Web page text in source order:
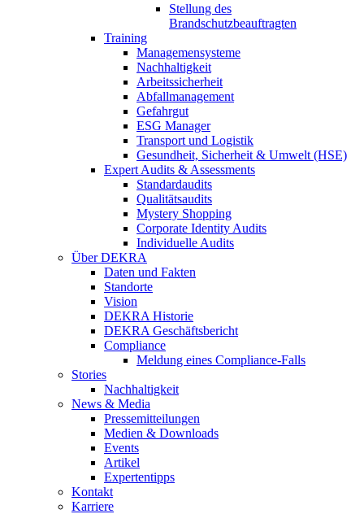
Stellung des
Brandschutzbeauftragten
Training
Managemensysteme
Nachhaltigkeit
Arbeitssicherheit
Abfallmanagement
Gefahrgut
ESG Manager
Transport und Logistik
Gesundheit, Sicherheit & Umwelt (HSE)
Expert Audits & Assessments
Standardaudits
Qualitätsaudits
Mystery Shopping
Corporate Identity Audits
Individuelle Audits
Über DEKRA
Daten und Fakten
Standorte
Vision
DEKRA Historie
DEKRA Geschäftsbericht
Compliance
Meldung eines Compliance-Falls
Stories
Nachhaltigkeit
News & Media
Pressemitteilungen
Medien & Downloads
Events
Artikel
Expertentipps
Kontakt
Karriere